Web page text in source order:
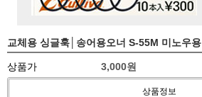
교체용 싱글훅│송어용오너 S-55M 미노우용
상품가 3,000원
상품정보